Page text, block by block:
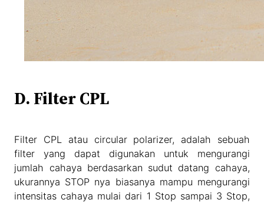
D. Filter CPL
Filter CPL atau circular polarizer, adalah sebuah
filter yang dapat digunakan untuk mengurangi
jumlah cahaya berdasarkan sudut datang cahaya,
ukurannya STOP nya biasanya mampu mengurangi
intensitas cahaya mulai dari 1 Stop sampai 3 Stop,